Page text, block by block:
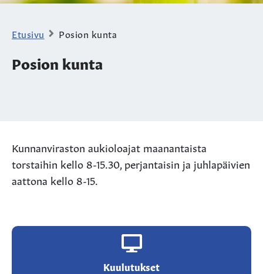
Etusivu Posion kunta
Posion kunta
Kunnanviraston aukioloajat maanantaista
torstaihin kello 8-15.30, perjantaisin ja juhlapäivien
aattona kello 8-15.
Kuulutukset